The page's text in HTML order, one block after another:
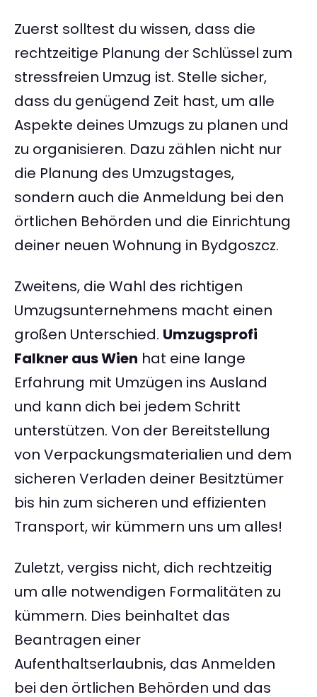
Zuerst solltest du wissen, dass die
rechtzeitige Planung der Schlüssel zum
stressfreien Umzug ist. Stelle sicher,
dass du genügend Zeit hast, um alle
Aspekte deines Umzugs zu planen und
zu organisieren. Dazu zählen nicht nur
die Planung des Umzugstages,
sondern auch die Anmeldung bei den
örtlichen Behörden und die Einrichtung
deiner neuen Wohnung in Bydgoszcz.
Zweitens, die Wahl des richtigen
Umzugsunternehmens macht einen
großen Unterschied. Umzugsprofi
Falkner aus Wien hat eine lange
Erfahrung mit Umzügen ins Ausland
und kann dich bei jedem Schritt
unterstützen. Von der Bereitstellung
von Verpackungsmaterialien und dem
sicheren Verladen deiner Besitztümer
bis hin zum sicheren und effizienten
Transport, wir kümmern uns um alles!
Zuletzt, vergiss nicht, dich rechtzeitig
um alle notwendigen Formalitäten zu
kümmern. Dies beinhaltet das
Beantragen einer
Aufenthaltserlaubnis, das Anmelden
bei den örtlichen Behörden und das